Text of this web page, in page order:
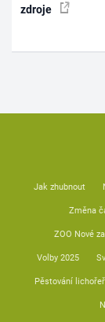
zdroje
Jak zhubnout
Změna
ZOO Nové
Volby 2025
Pěstování